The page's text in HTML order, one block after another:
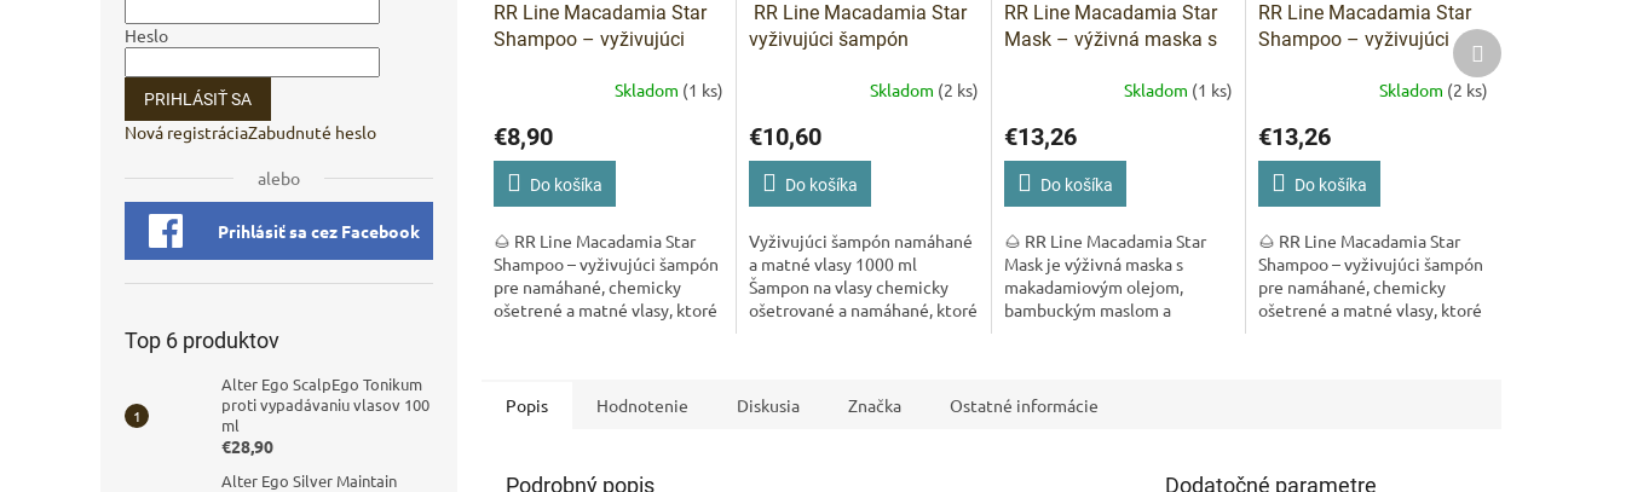
Heslo
PRIHLÁSIŤ SA
Nová registráciaZabudnuté heslo
alebo
Prihlásiť sa cez Facebook
Top 6 produktov
Alter Ego ScalpEgo Tonikum
proti vypadávaniu vlasov 100
ml
€28,90
Alter Ego Silver Maintain
RR Line Macadamia Star
Shampoo – vyživujúci
matné vlasy 350 ml
Skladom (1 ks)
€8,90
Do košíka
🌰 RR Line Macadamia Star
Shampoo – vyživujúci šampón
pre namáhané, chemicky
ošetrené a matné vlasy, ktoré
RR Line Macadamia Star
vyživujúci šampón
Skladom (2 ks)
€10,60
Do košíka
Vyživujúci šampón namáhané
a matné vlasy 1000 ml
Šampon na vlasy chemicky
ošetrované a namáhané, ktoré
RR Line Macadamia Star
Mask – výživná maska s
kolagénom 1000 ml
Skladom (1 ks)
€13,26
Do košíka
🌰 RR Line Macadamia Star
Mask je výživná maska s
makadamiovým olejom,
bambuckým maslom a
a...
RR Line Macadamia Star
Shampoo – vyživujúci
šampón pre namáhané a
matné vlasy 1000 ml
Skladom (2 ks)
€13,26
Do košíka
🌰 RR Line Macadamia Star
Shampoo – vyživujúci šampón
pre namáhané, chemicky
ošetrené a matné vlasy, ktoré
Ďalší
produkt
Popis Hodnotenie Diskusia Značka Ostatné informácie
Podrobný popis Dodatočné parametre